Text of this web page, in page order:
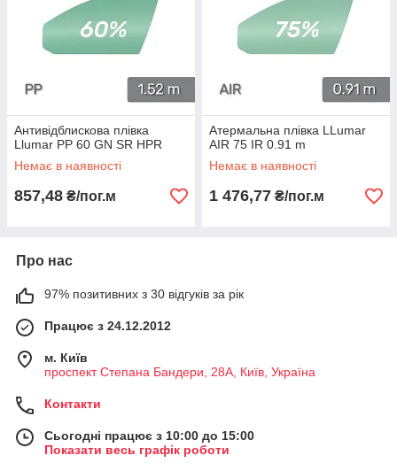
Антивідблискова плівка
Llumar PP 60 GN SR HPR
Немає в наявності
857,48 ₴/пог.м
Атермальна плівка LLumar
AIR 75 IR 0.91 m
Немає в наявності
1 476,77 ₴/пог.м
Про нас
97% позитивних з 30 відгуків за рік
Працює з 24.12.2012
м. Київ
проспект Степана Бандери, 28А, Київ, Україна
Контакти
Сьогодні працює з 10:00 до 15:00
Показати весь графік роботи